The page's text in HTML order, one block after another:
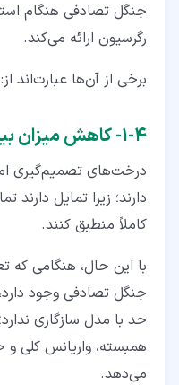
جنگل تصادفی هنگام
رگرسیون ارائه می‌کند.
برخی از آن‌ها عبارت‌اند از:
۴‏-‏۱‏- کاهش میزان بیش برازش (overfitting)
درخت‌های تصمیم‌گیری
دارند؛ زیرا تمایل دارند
کاملاً منطبق کنند.
با این‌ حال، هنگامی
جنگل تصادفی وجود
حد با مدل سازگاری
همبسته، واریانس کلی
می‌دهد.